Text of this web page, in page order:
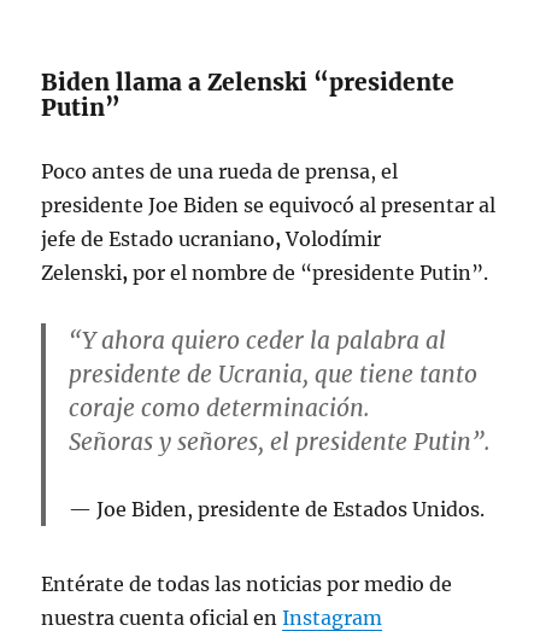
Biden llama a Zelenski “presidente
Putin”
Poco antes de una rueda de prensa, el
presidente Joe Biden se equivocó al presentar al
jefe de Estado ucraniano,Volodímir
Zelenski, por el nombre de “presidente Putin”.
“Y ahora quiero ceder la palabra al
presidente de Ucrania, que tiene tanto
coraje como determinación.
Señoras y señores, el presidente Putin”.
Joe Biden, presidente de Estados Unidos.
Entérate de todas las noticias por medio de
nuestra cuenta oficial enInstagram